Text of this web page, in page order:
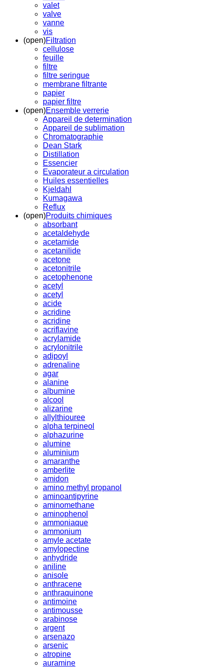
valet
valve
vanne
vis
(open)Filtration
cellulose
feuille
filtre
filtre seringue
membrane filtrante
papier
papier filtre
(open)Ensemble verrerie
Appareil de determination
Appareil de sublimation
Chromatographie
Dean Stark
Distillation
Essencier
Evaporateur a circulation
Huiles essentielles
Kjeldahl
Kumagawa
Reflux
(open)Produits chimiques
absorbant
acetaldehyde
acetamide
acetanilide
acetone
acetonitrile
acetophenone
acetyl
acetyl
acide
acridine
acridine
acriflavine
acrylamide
acrylonitrile
adipoyl
adrenaline
agar
alanine
albumine
alcool
alizarine
allylthiouree
alpha terpineol
alphazurine
alumine
aluminium
amaranthe
amberlite
amidon
amino methyl propanol
aminoantipyrine
aminomethane
aminophenol
ammoniaque
ammonium
amyle acetate
amylopectine
anhydride
aniline
anisole
anthracene
anthraquinone
antimoine
antimousse
arabinose
argent
arsenazo
arsenic
atropine
auramine